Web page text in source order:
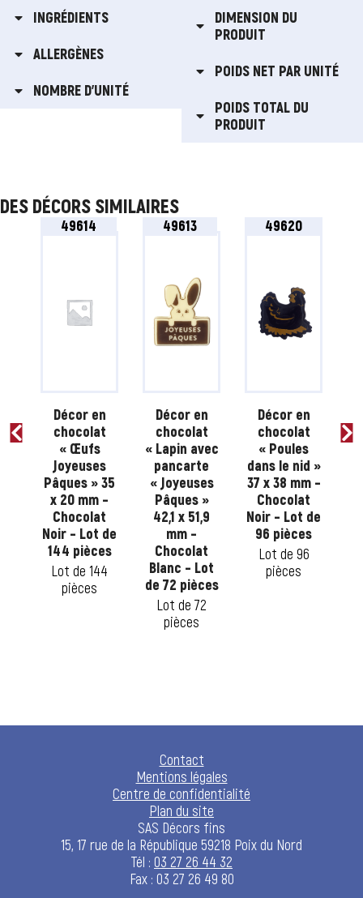
INGRÉDIENTS
ALLERGÈNES
NOMBRE D'UNITÉ
DIMENSION DU
PRODUIT
POIDS NET PAR UNITÉ
POIDS TOTAL DU
PRODUIT
DES DÉCORS SIMILAIRES
49614
Décor en
chocolat
« Œufs
Joyeuses
Pâques » 35
x 20 mm –
Chocolat
Noir – Lot de
144 pièces
Lot de 144
pièces
49613
Décor en
chocolat
« Lapin avec
pancarte
« Joyeuses
Pâques »
42,1 x 51,9
mm –
Chocolat
Blanc – Lot
de 72 pièces
Lot de 72
pièces
49620
Décor en
chocolat
« Poules
dans le nid »
37 x 38 mm –
Chocolat
Noir – Lot de
96 pièces
Lot de 96
pièces
«
Contact
Mentions légales
Centre de confidentialité
Plan du site
SAS Décors fins
15, 17 rue de la République 59218 Poix du Nord
Tél : 03 27 26 44 32
Fax : 03 27 26 49 80